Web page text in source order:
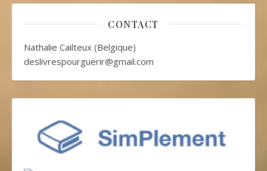
CONTACT
Nathalie Cailteux (Belgique)
deslivrespourguerir@gmail.com